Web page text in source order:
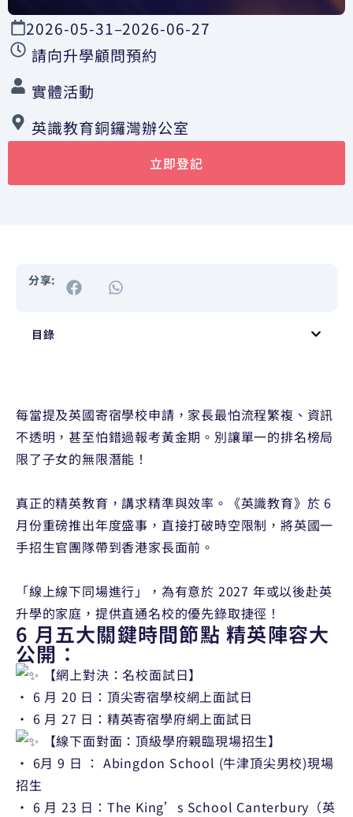
2026-05-31–2026-06-27
請向升學顧問預約
實體活動
英識教育銅鑼灣辦公室
立即登記
目錄
分享:
每當提及英國寄宿學校申請，家長最怕流程繁複、資訊
不透明，甚至怕錯過報考黃金期。別讓單一的排名榜局
限了子女的無限潛能！
真正的精英教育，講求精準與效率。《英識教育》於 6
月份重磅推出年度盛事，直接打破時空限制，將英國一
手招生官團隊帶到香港家長面前。
「線上線下同場進行」，為有意於 2027 年或以後赴英
升學的家庭，提供直通名校的優先錄取捷徑！
6 月五大關鍵時間節點 精英陣容大
公開：
【網上對決：名校面試日】
• 6 月 20 日：頂尖寄宿學校網上面試日
• 6 月 27 日：精英寄宿學府網上面試日
【線下面對面：頂級學府親臨現場招生】
• 6月 9 日 ： Abingdon School (牛津頂尖男校)現場
招生
• 6 月 23 日：The King’s School Canterbury（英